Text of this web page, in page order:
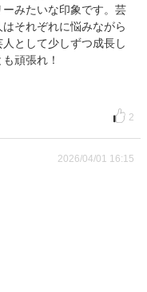
みたいな印象です。芸
それぞれに悩みながら
として少しずつ成長し
頑張れ！
2
2026/04/01 16:15